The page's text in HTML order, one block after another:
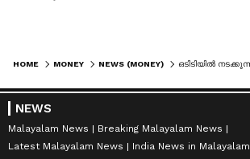
HOME MONEY NEWS (MONEY)
NEWS
Malayalam News
Breaking Malayalam News
Latest Malayalam News
India News in Malayalam